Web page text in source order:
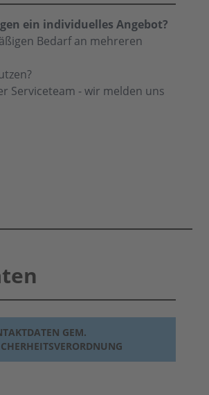
ein individuelles Angebot?
Bedarf an mehreren
Serviceteam - wir melden uns
GEM.